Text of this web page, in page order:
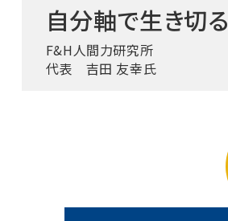
自分軸で生き切る
F&H人間力研究所
代表 吉田 友幸氏